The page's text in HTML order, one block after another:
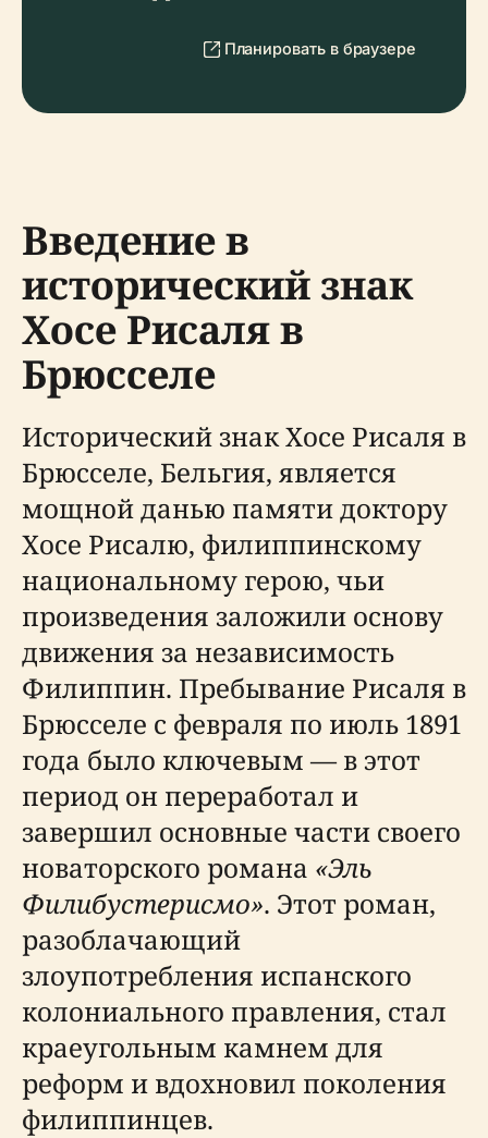
Планировать в браузере
Введение в
исторический знак
Хосе Рисаля в
Брюсселе
Исторический знак Хосе Рисаля в
Брюсселе, Бельгия, является
мощной данью памяти доктору
Хосе Рисалю, филиппинскому
национальному герою, чьи
произведения заложили основу
движения за независимость
Филиппин. Пребывание Рисаля в
Брюсселе с февраля по июль 1891
года было ключевым — в этот
период он переработал и
завершил основные части своего
новаторского романа «Эль
Филибустерисмо». Этот роман,
разоблачающий
злоупотребления испанского
колониального правления, стал
краеугольным камнем для
реформ и вдохновил поколения
филиппинцев.